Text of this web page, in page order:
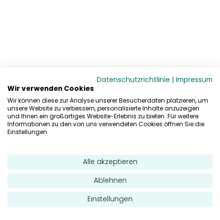
Datenschutzrichtlinie | Impressum
Wir verwenden Cookies
Wir können diese zur Analyse unserer Besucherdaten platzieren, um
unsere Website zu verbessern, personalisierte Inhalte anzuzeigen
und Ihnen ein großartiges Website-Erlebnis zu bieten. Für weitere
Informationen zu den von uns verwendeten Cookies öffnen Sie die
Einstellungen.
Alle akzeptieren
Ablehnen
Einstellungen